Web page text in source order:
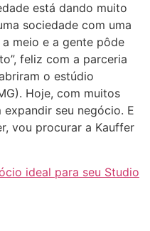
está dando muito
sociedade com uma
meio e a gente pôde
feliz com a parceria
o estúdio
Hoje, com muitos
seu negócio. E
vou procurar a Kauffer
ideal para seu Studio